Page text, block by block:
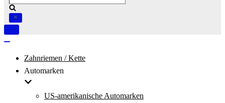
Navigation
Zahnriemen / Kette
Automarken
US-amerikanische Automarken